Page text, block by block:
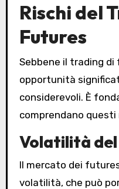
Rischi del
Futures
Sebbene il trading
opportunità
considerevoli. È
comprendano questi
Volatilità
Il mercato dei
volatilità, che può